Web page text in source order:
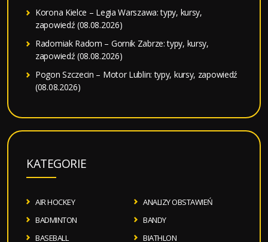
Korona Kielce – Legia Warszawa: typy, kursy,
zapowiedź (08.08.2026)
Radomiak Radom – Gornik Zabrze: typy, kursy,
zapowiedź (08.08.2026)
Pogon Szczecin – Motor Lublin: typy, kursy, zapowiedź
(08.08.2026)
KATEGORIE
AIR HOCKEY
ANALIZY OBSTAWIEŃ
BADMINTON
BANDY
BASEBALL
BIATHLON